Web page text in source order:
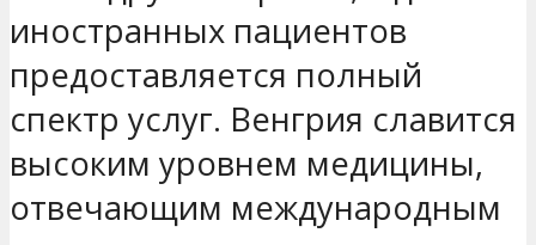
иностранных пациентов
предоставляется полный
спектр услуг. Венгрия славится
высоким уровнем медицины,
отвечающим международным